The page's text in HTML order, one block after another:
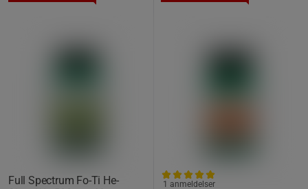
Full Spectrum Fo-Ti He-
1 anmeldelser